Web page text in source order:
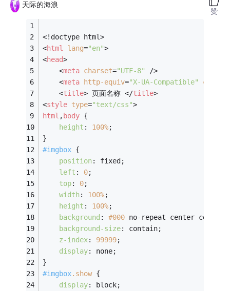
天际的海浪
<!doctype html>
<html lang="en">
<head>
<meta charset="UTF-8"
/>
<meta http-equiv="X-UA-Compatible"
<title> 页面名称 </title>
<style type="text/css">
html , body {
height : 100%;
}
#imgbox {
position: fixed;
left : 0;
top: 0;
width: 100%;
height : 100%;
background : #000 no-repeat center center;
background-size: contain;
z-index: 99999;
display: none;
}
#imgbox.show {
display: block;
赞